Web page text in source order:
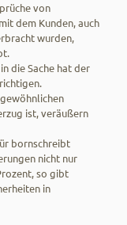
von
dem Kunden, auch
wurden,
die Sache hat der
ist, veräußern
bornschreibt
nicht nur
so gibt
in